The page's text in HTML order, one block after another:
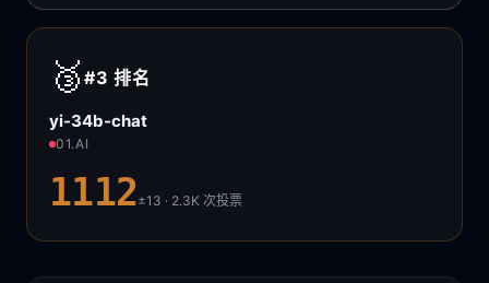
🥉 #3排名
yi-34b-chat
01.AI
1112±13 · 2.3K次投票